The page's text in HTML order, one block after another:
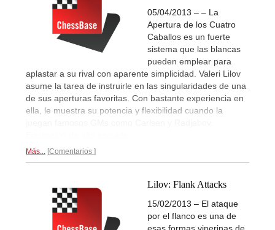
05/04/2013 – – La
Apertura de los Cuatro
Caballos es un fuerte
sistema que las blancas
pueden emplear para
aplastar a su rival con aparente simplicidad. Valeri Lilov
asume la tarea de instruirle en las singularidades de una
de sus aperturas favoritas. Con bastante experiencia en
ella, le muestra su potencia y flexibilidad cuando la
Más... Comentarios
Lilov: Flank Attacks
15/02/2013 – El ataque
por el flanco es una de
esas formas viperinas de